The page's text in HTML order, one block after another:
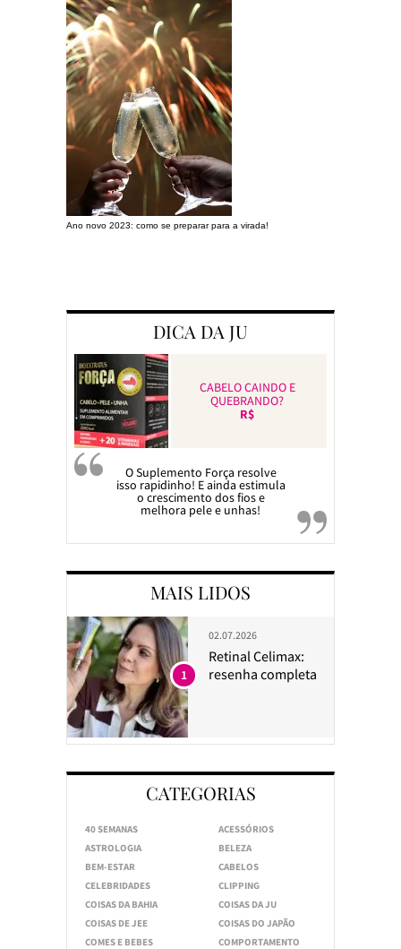
Ano novo 2023: como se preparar para a virada!
DICA DA JU
CABELO CAINDO E
QUEBRANDO?
R$
O Suplemento Força resolve
isso rapidinho! E ainda estimula
o crescimento dos fios e
melhora pele e unhas!
MAIS LIDOS
02.07.2026
Retinal Celimax:
resenha completa
1
CATEGORIAS
40 SEMANAS
ACESSÓRIOS
ASTROLOGIA
BELEZA
BEM-ESTAR
CABELOS
CELEBRIDADES
CLIPPING
COISAS DA BAHIA
COISAS DA JU
COISAS DE JEE
COISAS DO JAPÃO
COMES E BEBES
COMPORTAMENTO